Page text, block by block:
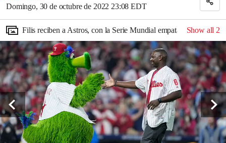
Domingo, 30 de octubre de 2022 23:08 EDT
Filis reciben a Astros, con la Serie Mundial empatada 1-1Show all 2